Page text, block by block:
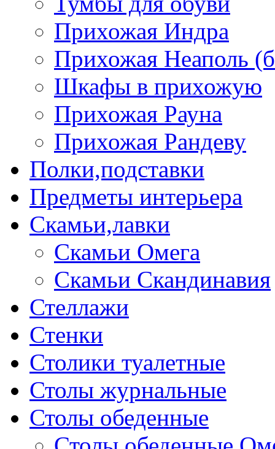
Прихожая Индра
Прихожая Неаполь
Шкафы в прихожую
Прихожая Рауна
Прихожая Рандеву
Полки,подставки
Предметы интерьера
Скамьи,лавки
Скамьи Омега
Скамьи Скандинавия
Стеллажи
Стенки
Столики туалетные
Столы журнальные
Столы обеденные